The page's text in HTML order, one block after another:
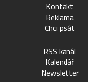
Kontakt
Reklama
Chci psát
RSS kanál
Kalendář
Newsletter